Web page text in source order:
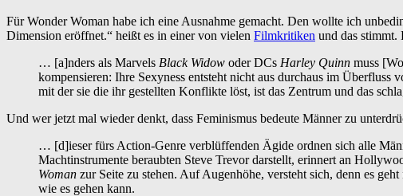
Für Wonder Woman habe ich eine Ausnahme gemacht. Den wollte ich
Dimension eröffnet.“ heißt es in einer von vielen Filmkritiken und das stimmt.
… [a]nders als Marvels Black Widow oder DCs Harley Quinn muss
kompensieren: Ihre Sexyness entsteht nicht aus durchaus im
mit der sie die ihr gestellten Konflikte löst, ist das Zentrum und das
Und wer jetzt mal wieder denkt, dass Feminismus bedeute Männer zu
… [d]ieser fürs Action-Genre verblüffenden Ägide ordnen sich alle
Machtinstrumente beraubten Steve Trevor darstellt, erinnert an
Woman zur Seite zu stehen. Auf Augenhöhe, versteht sich, denn es
wie es gehen kann.